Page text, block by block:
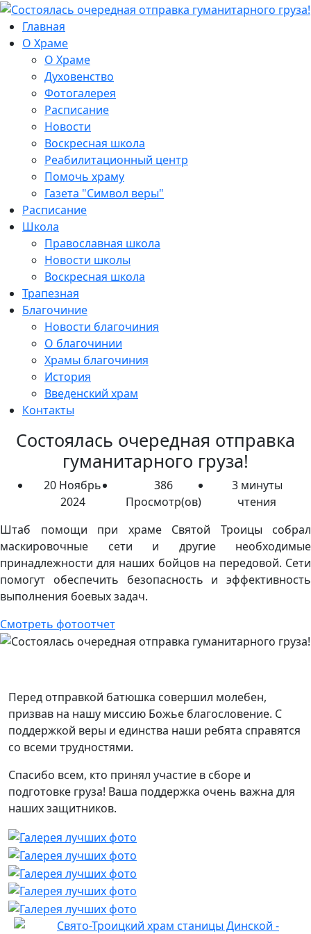
Главная
О Храме
О Храме
Духовенство
Фотогалерея
Расписание
Новости
Воскресная школа
Реабилитационный центр
Помочь храму
Газета "Символ веры"
Расписание
Школа
Православная школа
Новости школы
Воскресная школа
Трапезная
Благочиние
Новости благочиния
О благочинии
Храмы благочиния
История
Введенский храм
Контакты
Состоялась очередная отправка
гуманитарного груза!
20 Ноябрь
2024
386
Просмотр(ов)
3 минуты
чтения
Штаб помощи при храме Святой Троицы собрал
маскировочные сети и другие необходимые
принадлежности для наших бойцов на передовой. Сети
помогут обеспечить безопасность и эффективность
выполнения боевых задач.
Смотреть фотоотчет
Перед отправкой батюшка совершил молебен,
призвав на нашу миссию Божье благословение. С
поддержкой веры и единства наши ребята справятся
со всеми трудностями.
Спасибо всем, кто принял участие в сборе и
подготовке груза! Ваша поддержка очень важна для
наших защитников.